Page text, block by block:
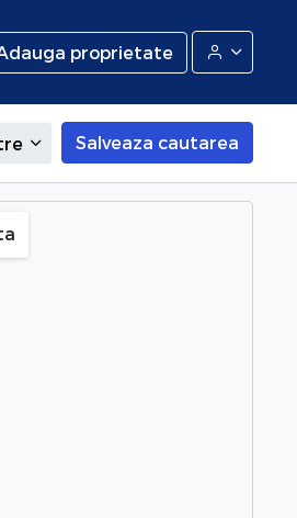
proprietate
Salveaza cautarea